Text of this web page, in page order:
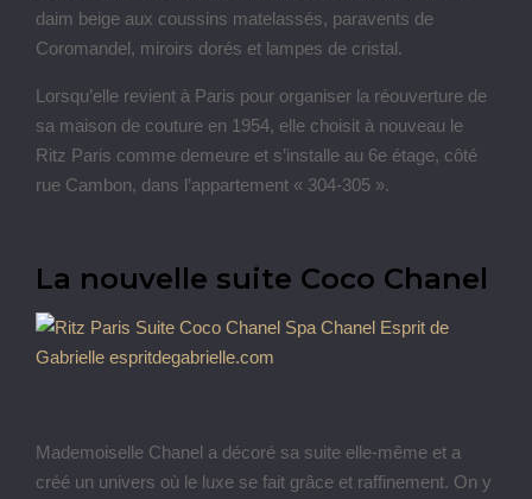
daim beige aux coussins matelassés, paravents de
Coromandel, miroirs dorés et lampes de cristal.
Lorsqu’elle revient à Paris pour organiser la réouverture de
sa maison de couture en 1954, elle choisit à nouveau le
Ritz Paris comme demeure et s’installe au 6e étage, côté
rue Cambon, dans l’appartement « 304-305 ».
La nouvelle suite Coco Chanel
Mademoiselle Chanel a décoré sa suite elle-même et a
créé un univers où le luxe se fait grâce et raffinement. On y